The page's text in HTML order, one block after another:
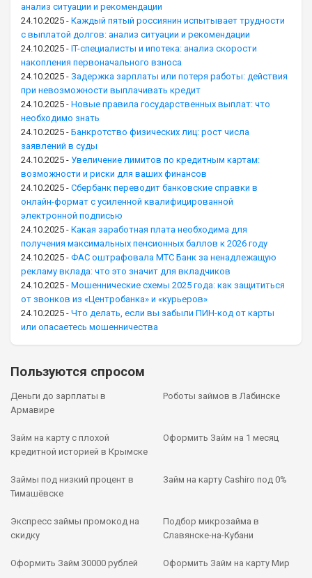
анализ ситуации и рекомендации
24.10.2025 - Каждый пятый россиянин испытывает трудности
с выплатой долгов: анализ ситуации и рекомендации
24.10.2025 - IT-специалисты и ипотека: анализ скорости
накопления первоначального взноса
24.10.2025 - Задержка зарплаты или потеря работы: действия
при невозможности выплачивать кредит
24.10.2025 - Новые правила государственных выплат: что
необходимо знать
24.10.2025 - Банкротство физических лиц: рост числа
заявлений в суды
24.10.2025 - Увеличение лимитов по кредитным картам:
возможности и риски для ваших финансов
24.10.2025 - Сбербанк переводит банковские справки в
онлайн-формат с усиленной квалифицированной
электронной подписью
24.10.2025 - Какая заработная плата необходима для
получения максимальных пенсионных баллов к 2026 году
24.10.2025 - ФАС оштрафовала МТС Банк за ненадлежащую
рекламу вклада: что это значит для вкладчиков
24.10.2025 - Мошеннические схемы 2025 года: как защититься
от звонков из «Центробанка» и «курьеров»
24.10.2025 - Что делать, если вы забыли ПИН-код от карты
или опасаетесь мошенничества
Пользуются спросом
Деньги до зарплаты в
Армавире
Роботы займов в Лабинске
Займ на карту с плохой
кредитной историей в Крымске
Оформить Займ на 1 месяц
Займы под низкий процент в
Тимашёвске
Займ на карту Cashiro под 0%
Экспресс займы промокод на
скидку
Подбор микрозайма в
Славянске-на-Кубани
Оформить Займ 30000 рублей Оформить Займ на карту Мир